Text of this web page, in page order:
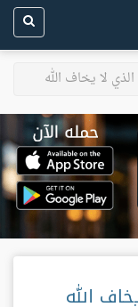
لا يخاف الله
الله